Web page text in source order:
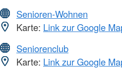
Senioren-Wohnen
Karte: Link zur Google
Seniorenclub
Karte: Link zur Google